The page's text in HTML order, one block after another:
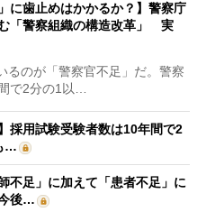
に歯止めはかかるか？】警察庁
「警察組織の構造改革」 実
のが「警察官不足」だ。警察
で2分の1以…
採用試験受験者数は10年間で2
…
不足」に加えて「患者不足」に
後…